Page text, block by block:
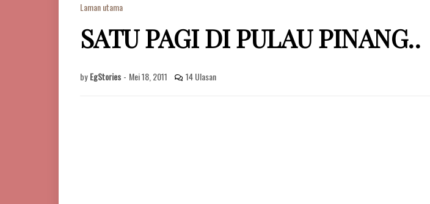
Laman utama
SATU PAGI DI PULAU PINANG..
by EgStories - Mei 18, 2011 14 Ulasan